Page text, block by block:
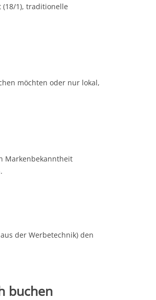
1), traditionelle
möchten oder nur lokal,
Markenbekanntheit
der Werbetechnik) den
buchen